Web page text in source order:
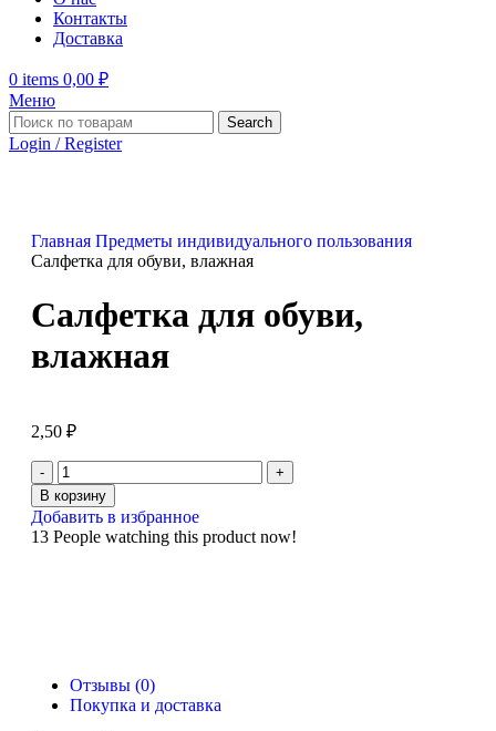
Контакты
Доставка
0 items 0,00 ₽
Меню
Search
Login / Register
Главная Предметы индивидуального пользования
Салфетка для обуви, влажная
Салфетка для обуви,
влажная
2,50 ₽
В корзину
Добавить в избранное
13 People watching this product now!
Отзывы (0)
Покупка и доставка